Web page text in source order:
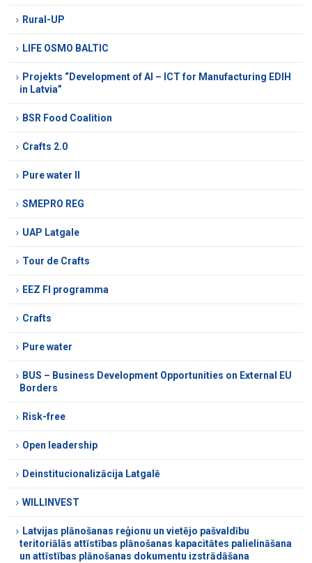
Rural-UP
LIFE OSMO BALTIC
Projekts “Development of AI – ICT for Manufacturing EDIH
in Latvia”
BSR Food Coalition
Crafts 2.0
Pure water II
SMEPRO REG
UAP Latgale
Tour de Crafts
EEZ FI programma
Crafts
Pure water
BUS – Business Development Opportunities on External EU
Borders
Risk-free
Open leadership
Deinstitucionalizācija Latgalē
WILLINVEST
Latvijas plānošanas reģionu un vietējo pašvaldību
teritoriālās attīstības plānošanas kapacitātes palielināšana
un attīstības plānošanas dokumentu izstrādāšana